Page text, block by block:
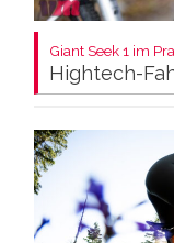
Giant Seek 1 im
Hightech-